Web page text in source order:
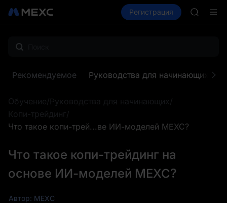
Рынки Спот Фьючерсы
Регистрация
SKYAI
Рекомендуемое Руководства для начинающих
Обучение/Руководства для начинающих/
Копи-трейдинг/
Что такое копи-трей...ве ИИ-моделей MEXC?
Что такое копи-трейдинг на
основе ИИ-моделей MEXC?
Автор: MEXC